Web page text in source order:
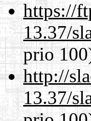
https://
13.37/
prio
http://
13.37/